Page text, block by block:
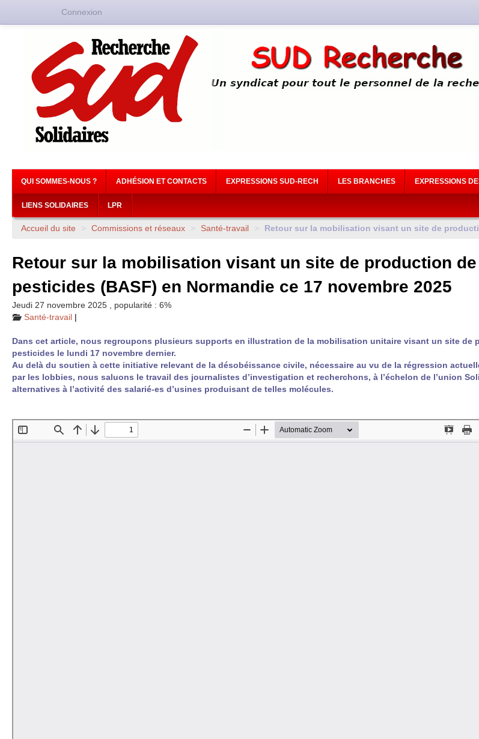
QUI SOMMES-NOUS ? ADHÉSION ET CONTACTS EXPRESSIONS SUD-RECH LES BRANCHES EXPRESSIONS
LIENS SOLIDAIRES LPR
Accueil du site > Commissions et réseaux > Santé-travail > Retour sur la mobilisation visant un site de
Retour sur la mobilisation visant un site de production de
pesticides (BASF) en Normandie ce 17 novembre 2025
Jeudi 27 novembre 2025
popularité : 6%
Santé-travail |
Dans cet article, nous regroupons plusieurs supports en illustration de la mobilisation unitaire visant un site de
pesticides le lundi 17 novembre dernier.
Au delà du soutien à cette initiative relevant de la désobéissance civile, nécessaire au vu de la régression
par les lobbies, nous saluons le travail des journalistes d’investigation et recherchons, à l’échelon de l’union
alternatives à l’activité des salarié-es d’usines produisant de telles molécules.
Connexion